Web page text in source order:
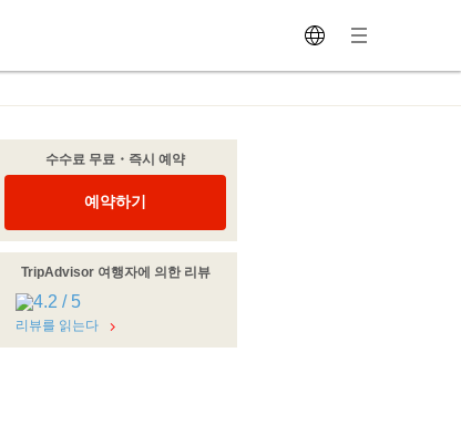
수수료 무료・즉시 예약
예약하기
TripAdvisor 여행자에 의한 리뷰
리뷰를 읽는다